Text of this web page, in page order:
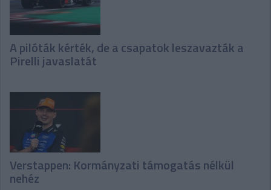
A pilóták kérték, de a csapatok leszavazták a
Pirelli javaslatát
Verstappen: Kormányzati támogatás nélkül
nehéz